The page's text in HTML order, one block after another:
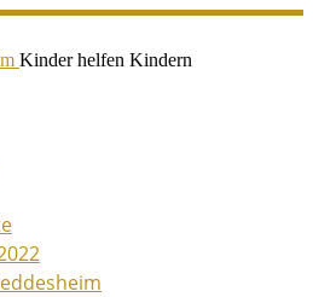
Kinder helfen Kindern